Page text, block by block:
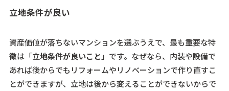
立地条件が良い
資産価値が落ちないマンションを選ぶうえで、最も重要な特
徴は「立地条件が良いこと 」です。なぜなら、内装や設備で
あれば後からでもリフォームやリノベーションで作り直すこ
とができますが、立地は後から変えることができないからで